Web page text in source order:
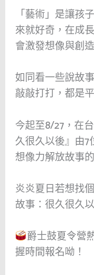
「藝術」是讓孩
來就好奇，在成
會激發想像與創
如同看一些說故
敲敲打打，都是
今起至8/27，在
久很久以後』由
想像力解放故事
炎炎夏日若想找
故事：很久很久
爵士鼓夏令營
握時間報名呦！